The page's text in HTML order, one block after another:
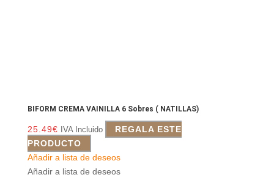
BIFORM CREMA VAINILLA 6 Sobres ( NATILLAS)
25.49€ IVA Incluido
REGALA ESTE
PRODUCTO
Añadir a lista de deseos
Añadir a lista de deseos